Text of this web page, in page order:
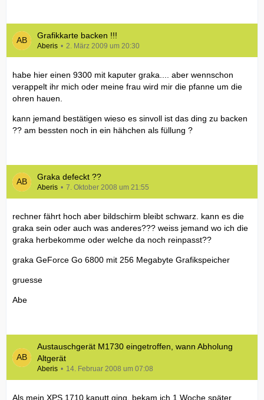
Grafikkarte backen !!!
Aberis 2. März 2009 um 20:30
habe hier einen 9300 mit kaputer graka.... aber wennschon
verappelt ihr mich oder meine frau wird mir die pfanne um die
ohren hauen.
kann jemand bestätigen wieso es sinvoll ist das ding zu backen
?? am bessten noch in ein hähchen als füllung ?
Graka defeckt ??
Aberis 7. Oktober 2008 um 21:55
rechner fährt hoch aber bildschirm bleibt schwarz. kann es die
graka sein oder auch was anderes??? weiss jemand wo ich die
graka herbekomme oder welche da noch reinpasst??
graka GeForce Go 6800 mit 256 Megabyte Grafikspeicher
gruesse
Abe
Austauschgerät M1730 eingetroffen, wann Abholung
Altgerät
Aberis 14. Februar 2008 um 07:08
Als mein XPS 1710 kaputt ging, bekam ich 1 Woche später